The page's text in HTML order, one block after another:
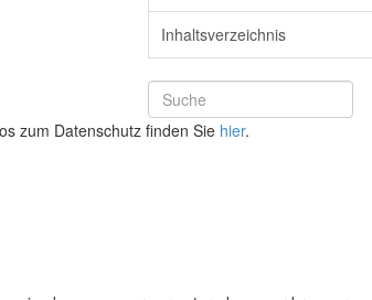
Inhaltsverzeichnis
zum Datenschutz finden Sie hier.